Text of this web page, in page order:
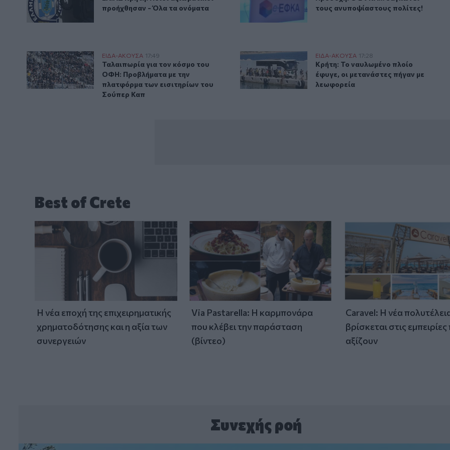
προήχθησαν - Όλα τα ονόματα
τους ανυποψίαστους πολίτες!
Ταλαιπωρία για τον κόσμο του ΟΦΗ: Προβλήματα με την πλατφόρμα των εισιτηρίων του Σούπερ Καπ
ΕΙΔΑ-ΑΚΟΥΣΑ 17:49
Ταλαιπωρία για τον κόσμο του ΟΦΗ: Προβλήματα με την πλατφόρμα των εισιτηρίων του
Ταλαιπωρία για τον κόσμο του
ΟΦΗ: Προβλήματα με την
πλατφόρμα των εισιτηρίων του
Σούπερ Καπ
Κρήτη: Το ναυλωμένο πλοίο έφυγε, οι μετανάστες
ΕΙΔΑ-ΑΚΟΥΣΑ 17:28
Κρήτη: Το ναυλωμένο πλοίο έφυγε,
Κρήτη: Το ναυλωμένο πλοίο
έφυγε, οι μετανάστες πήγαν με
λεωφορεία
Best of Crete
Η νέα εποχή της επιχειρηματικής
χρηματοδότησης και η αξία των
συνεργειών
Via Pastarella: Η καρμπονάρα
που κλέβει την παράσταση
(βίντεο)
Caravel: Η νέα
βρίσκεται στις
αξίζουν
Συνεχής ροή